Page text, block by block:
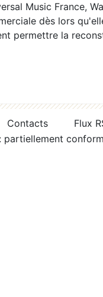
Music France,
dès lors
permettre la
Contacts
Flux
partiellement